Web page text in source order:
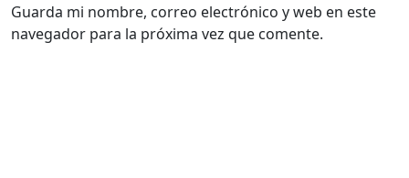
Guarda mi nombre, correo electrónico y web en este
navegador para la próxima vez que comente.